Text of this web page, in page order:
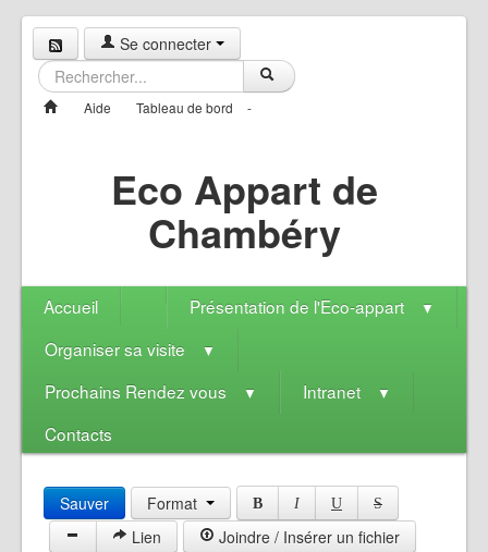
Se connecter
Aide Tableau de bord -
Eco Appart de
Chambéry
Accueil Présentation de l'Eco-appart ▼
Organiser sa visite ▼
Prochains Rendez vous ▼ Intranet ▼
Contacts
Sauver Format B I U S
Lien Joindre / Insérer un fichier